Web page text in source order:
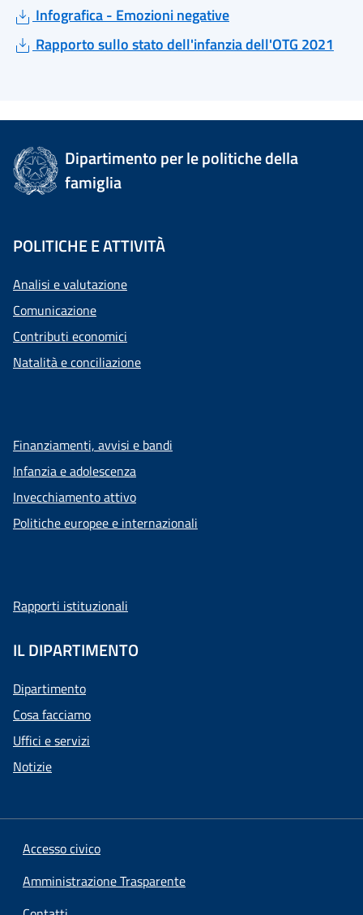
Infografica - Emozioni negative
Rapporto sullo stato dell'infanzia dell'OTG 2021
Dipartimento per le politiche della
famiglia
POLITICHE E ATTIVITÀ
Analisi e valutazione
Comunicazione
Contributi economici
Natalità e conciliazione
Finanziamenti, avvisi e bandi
Infanzia e adolescenza
Invecchiamento attivo
Politiche europee e internazionali
Rapporti istituzionali
IL DIPARTIMENTO
Dipartimento
Cosa facciamo
Uffici e servizi
Notizie
Accesso civico
Amministrazione Trasparente